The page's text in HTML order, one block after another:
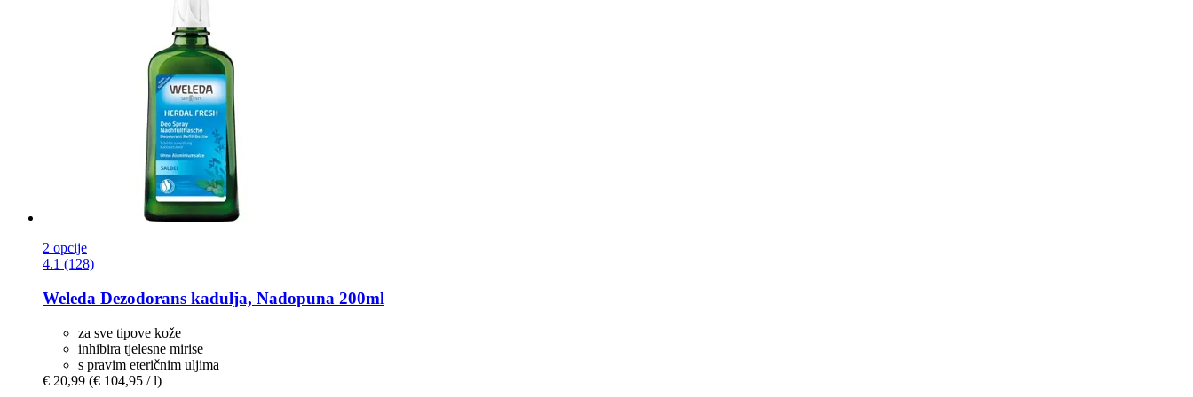
2 opcije
4.1 (128)
Weleda Dezodorans kadulja, Nadopuna 200ml
za sve tipove kože
inhibira tjelesne mirise
s pravim eteričnim uljima
€ 20,99 (€ 104,95 / l)